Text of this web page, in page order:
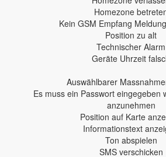
Homezone
Kein GSM Empfang
Position zu alt
Technischer Alarm
Geräte Uhrzeit
Auswählbarer
Es muss ein Passwort eingegeben
anzunehmen
Position auf Karte
Informationstext
Ton abspielen
SMS verschicken